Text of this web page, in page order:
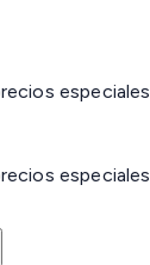
especiales
especiales